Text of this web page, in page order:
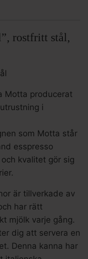
rostfritt stål,
Motta producerat
i
som Motta står
esspresso
kvalitet gör sig
är tillverkade av
har rätt
mjölk varje gång.
dig att servera en
Denna kanna har